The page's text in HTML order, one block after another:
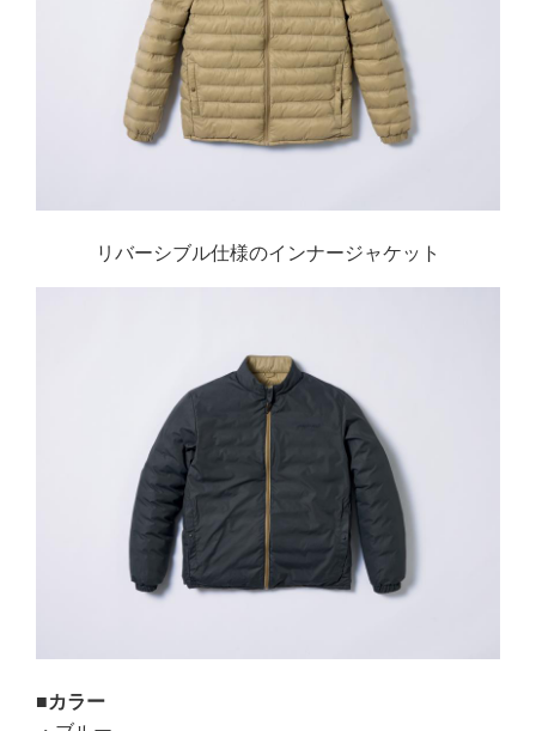
リバーシブル仕様のインナージャケット
■カラー